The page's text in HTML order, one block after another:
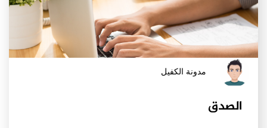
مدونة الكفيل
الصدق